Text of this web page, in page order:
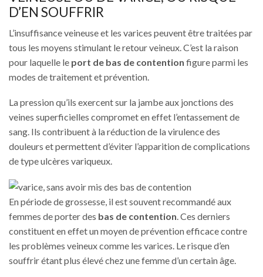
D’EN SOUFFRIR
L’insuffisance veineuse et les varices peuvent être traitées par
tous les moyens stimulant le retour veineux. C’est la raison
pour laquelle le port de bas de contention figure parmi les
modes de traitement et prévention.
La pression qu’ils exercent sur la jambe aux jonctions des
veines superficielles compromet en effet l’entassement de
sang. Ils contribuent à la réduction de la virulence des
douleurs et permettent d’éviter l’apparition de complications
de type ulcères variqueux.
En période de grossesse, il est souvent recommandé aux
femmes de porter des bas de contention. Ces derniers
constituent en effet un moyen de prévention efficace contre
les problèmes veineux comme les varices. Le risque d’en
souffrir étant plus élevé chez une femme d’un certain âge.